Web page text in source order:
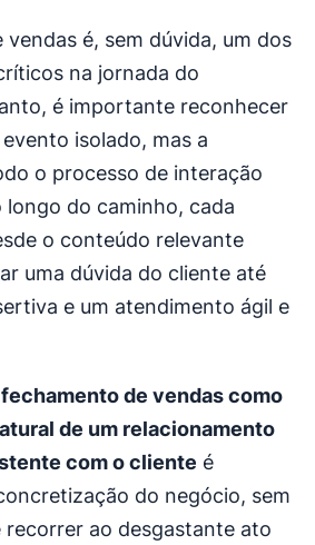
é, sem dúvida, um dos
na jornada do
é importante reconhecer
isolado, mas a
o processo de interação
longo do caminho, cada
o conteúdo relevante
uma dúvida do cliente até
e um atendimento ágil e
fechamento de vendascomo
de um relacionamento
com o cliente é
do negócio, sem
recorrer ao desgastante ato